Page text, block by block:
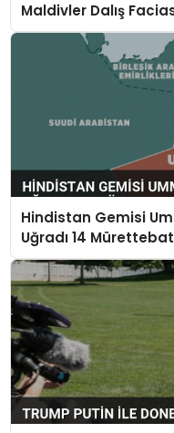
Maldivler Dalış
Hindistan Gemisi
Uğradı 14